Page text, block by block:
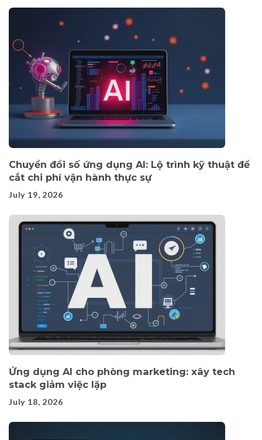
Chuyển đổi số ứng dụng AI: Lộ trình kỹ thuật để
cắt chi phí vận hành thực sự
July 19, 2026
Ứng dụng AI cho phòng marketing: xây tech
stack giảm việc lặp
July 18, 2026